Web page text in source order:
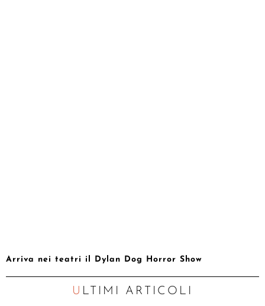
Arriva nei teatri il Dylan Dog Horror Show
ULTIMI ARTICOLI